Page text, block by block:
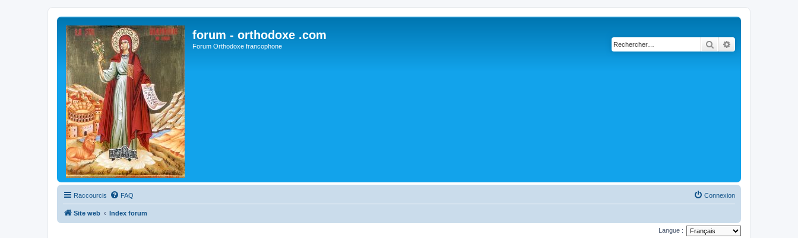
forum - orthodoxe .com
Forum Orthodoxe francophone Rechercher
Raccourcis FAQ Connexion
Site web Index forum
Langue :